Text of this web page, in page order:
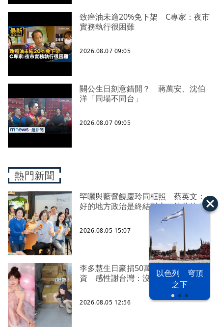
以色列 穹頂
之下
致癌油未逾20%免下架 C專家：夜市
實務執行很困難
2026.08.07 09:05
關公生日刻意錯開？ 蔣萬安、沈伯
洋「同場不同台」
2026.08.07 09:05
熱門新聞
罕曬與藍營饒慶玲同框照 蔡英文：
好的地方政治是終結對立、彼此接力
2026.08.05 15:07
李多慧生日豪捐50萬、親搭卡車送物
資 感性謝台灣：沒有大家就沒我
2026.08.05 12:56